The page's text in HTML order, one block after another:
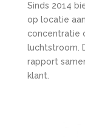
Sinds 2014
op locatie
concentratie
luchtstroom.
rapport
klant.